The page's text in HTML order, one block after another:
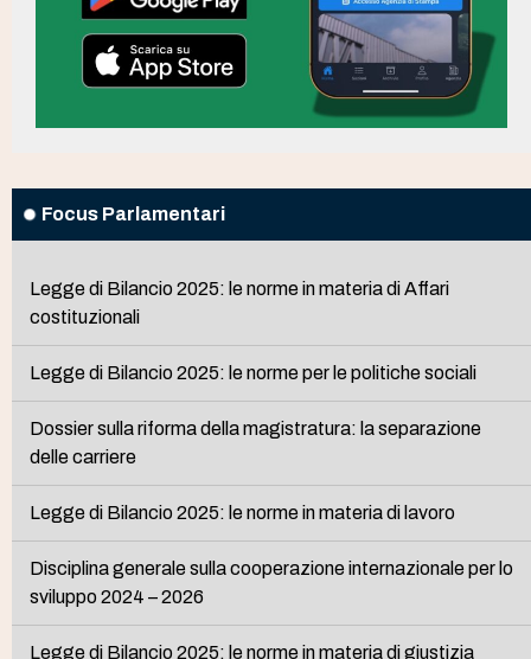
Focus Parlamentari
Legge di Bilancio 2025: le norme in materia di Affari
costituzionali
Legge di Bilancio 2025: le norme per le politiche sociali
Dossier sulla riforma della magistratura: la separazione
delle carriere
Legge di Bilancio 2025: le norme in materia di lavoro
Disciplina generale sulla cooperazione internazionale per lo
sviluppo 2024 – 2026
Legge di Bilancio 2025: le norme in materia di giustizia